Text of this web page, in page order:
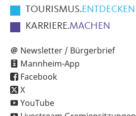
TOURISMUS.ENTDECKEN
KARRIERE.MACHEN
Newsletter / Bürgerbrief
Mannheim-App
Facebook
X
YouTube